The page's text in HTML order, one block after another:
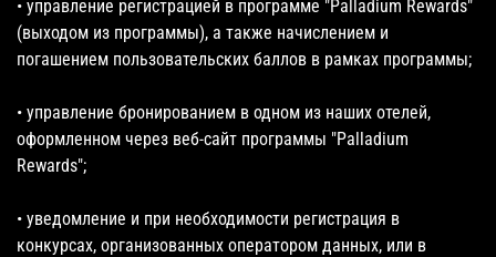
• управление регистрацией в программе "Palladium Rewards"
(выходом из программы), а также начислением и
погашением пользовательских баллов в рамках программы;
• управление бронированием в одном из наших отелей,
оформленном через веб-сайт программы "Palladium
Rewards";
• уведомление и при необходимости регистрация в
конкурсах, организованных оператором данных, или в